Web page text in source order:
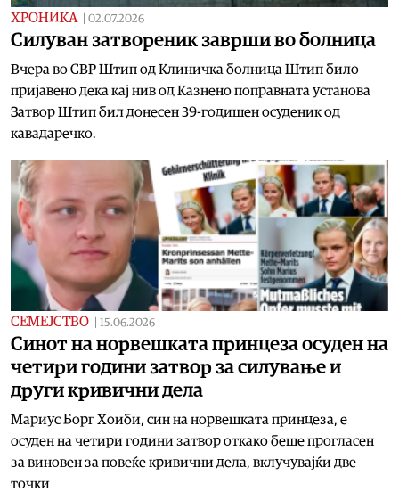
ХРОНИКА 02.07.2026
Силуван затвореник заврши во болница
Вчера во СВР Штип од Клиничка болница Штип било
пријавено дека кај нив од Казнено поправната установа
Затвор Штип бил донесен 39-годишен осуденик од
кавадаречко.
СЕМЕЈСТВО 15.06.2026
Синот на норвешката принцеза осуден на
четири години затвор за силување и
други кривични дела
Мариус Борг Хоиби, син на норвешката принцеза, е
осуден на четири години затвор откако беше прогласен
за виновен за повеќе кривични дела, вклучувајќи две
точки